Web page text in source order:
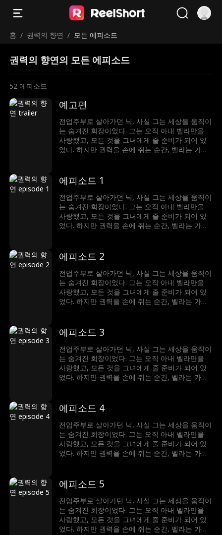
홈 / 권력의 향연 / 모든 에피소드
권력의 향연의 모든 에피소드
52 에피소드
예고편
전업주부로 살아가던 닉, 사실 그는 세상을 움직이
는 숨겨진 회장이었다. 그는 오직 아내 벨라만을
사랑했고, 모든 것을 그녀에게 줄 준비가 되어 있
었다. 하지만 권력을 손에 쥐는 순간, 벨라는 가장
나였다는 것. 아무도 그의 정체를 믿지 않던 그 순
간, 그는 세상을 뒤흔들 단 하나의 반전을 준비한
다. 사랑도, 권력도... 이제 진짜 주인을 찾아간다.
에피소드 1
전업주부로 살아가던 닉, 사실 그는 세상을 움직이
는 숨겨진 회장이었다. 그는 오직 아내 벨라만을
사랑했고, 모든 것을 그녀에게 줄 준비가 되어 있
었다. 하지만 권력을 손에 쥐는 순간, 벨라는 가장
나였다는 것. 아무도 그의 정체를 믿지 않던 그 순
간, 그는 세상을 뒤흔들 단 하나의 반전을 준비한
다. 사랑도, 권력도... 이제 진짜 주인을 찾아간다.
에피소드 2
전업주부로 살아가던 닉, 사실 그는 세상을 움직이
는 숨겨진 회장이었다. 그는 오직 아내 벨라만을
사랑했고, 모든 것을 그녀에게 줄 준비가 되어 있
었다. 하지만 권력을 손에 쥐는 순간, 벨라는 가장
나였다는 것. 아무도 그의 정체를 믿지 않던 그 순
간, 그는 세상을 뒤흔들 단 하나의 반전을 준비한
다. 사랑도, 권력도... 이제 진짜 주인을 찾아간다.
에피소드 3
전업주부로 살아가던 닉, 사실 그는 세상을 움직이
는 숨겨진 회장이었다. 그는 오직 아내 벨라만을
사랑했고, 모든 것을 그녀에게 줄 준비가 되어 있
었다. 하지만 권력을 손에 쥐는 순간, 벨라는 가장
나였다는 것. 아무도 그의 정체를 믿지 않던 그 순
간, 그는 세상을 뒤흔들 단 하나의 반전을 준비한
다. 사랑도, 권력도... 이제 진짜 주인을 찾아간다.
에피소드 4
전업주부로 살아가던 닉, 사실 그는 세상을 움직이
는 숨겨진 회장이었다. 그는 오직 아내 벨라만을
사랑했고, 모든 것을 그녀에게 줄 준비가 되어 있
었다. 하지만 권력을 손에 쥐는 순간, 벨라는 가장
나였다는 것. 아무도 그의 정체를 믿지 않던 그 순
간, 그는 세상을 뒤흔들 단 하나의 반전을 준비한
다. 사랑도, 권력도... 이제 진짜 주인을 찾아간다.
에피소드 5
전업주부로 살아가던 닉, 사실 그는 세상을 움직이
는 숨겨진 회장이었다. 그는 오직 아내 벨라만을
사랑했고, 모든 것을 그녀에게 줄 준비가 되어 있
었다. 하지만 권력을 손에 쥐는 순간, 벨라는 가장